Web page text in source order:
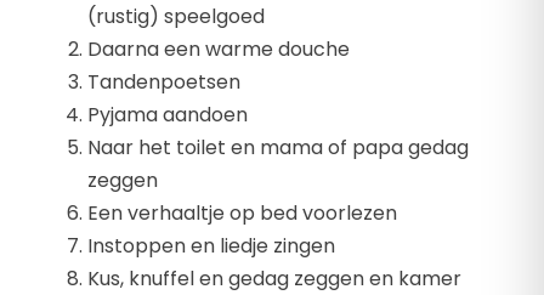
(rustig) speelgoed
Daarna een warme douche
Tandenpoetsen
Pyjama aandoen
Naar het toilet en mama of papa gedag
zeggen
Een verhaaltje op bed voorlezen
Instoppen en liedje zingen
Kus, knuffel en gedag zeggen en kamer